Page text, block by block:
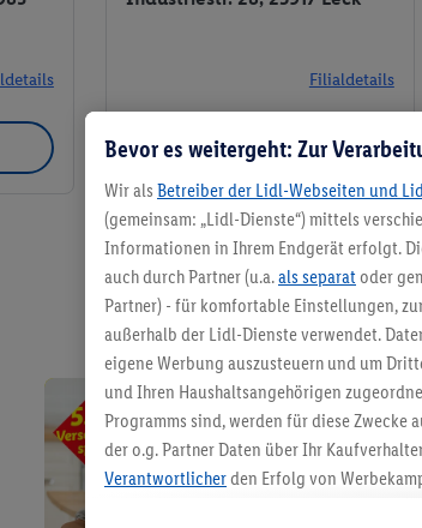
Filialdetails
Meine Filiale
Bevor es weitergeht: Zur
Wir als Betreiber der Lidl-Webseiten und
(gemeinsam: „Lidl-Dienste“) mittels
Informationen in Ihrem Endgerät erfolgt.
auch durch Partner (u.a.als separat oder
Partner) - für komfortable Einstellungen,
außerhalb der Lidl-Dienste verwendet.
eigene Werbung auszusteuern und um
und Ihren Haushaltsangehörigen
Programms sind, werden für diese Zwecke
der o.g. Partner Daten über Ihr
Verantwortlicherden Erfolg von